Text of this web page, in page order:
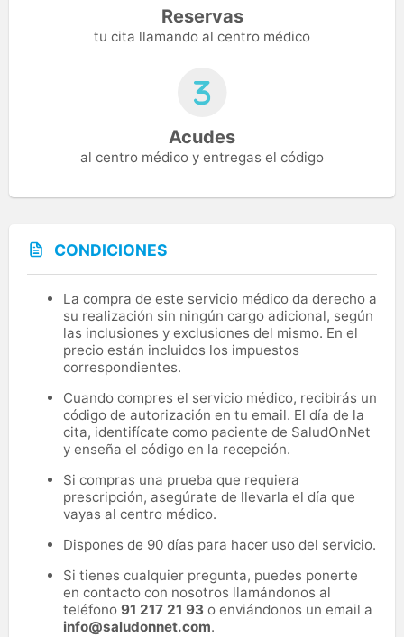
Reservas
tu cita llamando al centro médico
Acudes
al centro médico y entregas el código
CONDICIONES
La compra de este servicio médico da derecho a
su realización sin ningún cargo adicional, según
las inclusiones y exclusiones del mismo. En el
precio están incluidos los impuestos
correspondientes.
Cuando compres el servicio médico, recibirás un
código de autorización en tu email. El día de la
cita, identifícate como paciente de SaludOnNet
y enseña el código en la recepción.
Si compras una prueba que requiera
prescripción, asegúrate de llevarla el día que
vayas al centro médico.
Dispones de 90 días para hacer uso del servicio.
Si tienes cualquier pregunta, puedes ponerte
en contacto con nosotros llamándonos al
teléfono 91 217 21 93 o enviándonos un email a
info@saludonnet.com.